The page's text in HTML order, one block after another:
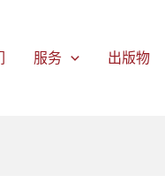
服务 出版物